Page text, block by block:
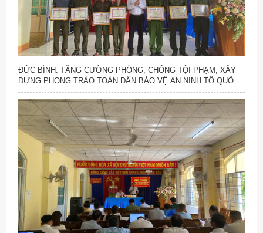
ĐỨC BÌNH: TĂNG CƯỜNG PHÒNG, CHỐNG TỘI PHẠM, XÂY
DỰNG PHONG TRÀO TOÀN DÂN BẢO VỆ AN NINH TỔ QUỐC
VỮNG MẠNH